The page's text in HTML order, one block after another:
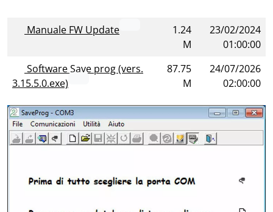
Manuale FW Update
1.24
M
23/02/2024
01:00:00
Software Save prog (vers.
3.15.5.0.exe)
87.75
M
24/07/2026
02:00:00